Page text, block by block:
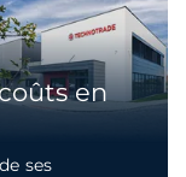
en
ses